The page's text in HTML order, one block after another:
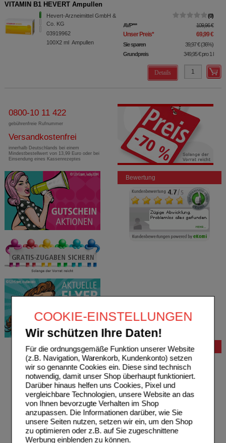
COOKIE-EINSTELLUNGEN
Wir schützen Ihre Daten!
Für die ordnungsgemäße Funktion unserer Website
(z.B. Navigation, Warenkorb, Kundenkonto) setzen
wir so genannte Cookies ein. Diese sind technisch
notwendig, damit unser Shop überhaupt funktioniert.
Darüber hinaus helfen uns Cookies, Pixel und
vergleichbare Technologien, unsere Website an das
von Ihnen bevorzugte Verhalten im Shop
anzupassen. Die Informationen darüber, wie Sie
unsere Seiten nutzen, setzen wir ein, um den Shop
zu optimieren oder z.B. auf Sie zugeschnittene
Werbung einblenden zu können.
VITAMIN B1 HEVERT Ampullen
Hevert-Arzneimittel GmbH &
Co. KG
03919962
100X2 ml Ampullen
0
AVP*** 109,96 €
Unser Preis* 69,99 €
Sie sparen 39,97 € (36%)
Grundpreis
349,95 €pro 1 l
Details
0800-10 11 422
gebührenfreie Rufnummer
Versandkostenfrei
innerhalb Deutschlands bei einem
Mindestbestellwert von 13,99 Euro oder bei
Einsendung eines Kassenrezeptes
Bewertung
Bestellung
Hilfe zur Anmeldung
Hilfe zum Bestellvorgang
Zahlungsmöglichkeiten
Rezepte einlösen
Freiumschläge anfordern
Freiumschläge downloaden
Auslandsbestellung
Reklamation
Widerrufsformular